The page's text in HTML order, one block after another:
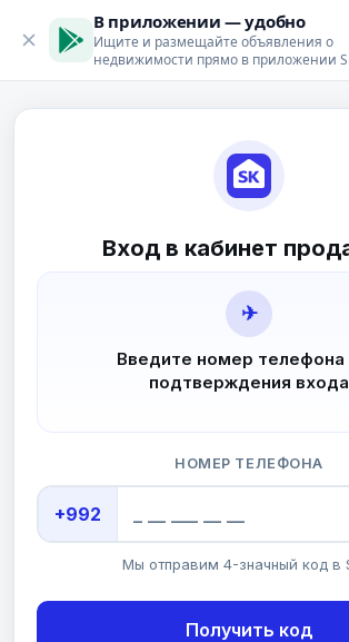
В приложении — удобно
Ищите и размещайте объявления о
недвижимости прямо в приложении
Вход в кабинет
✈
Введите номер телефона
подтверждения входа
НОМЕР ТЕЛЕФОНА
+992
Мы отправим 4-значный код в
Получить код